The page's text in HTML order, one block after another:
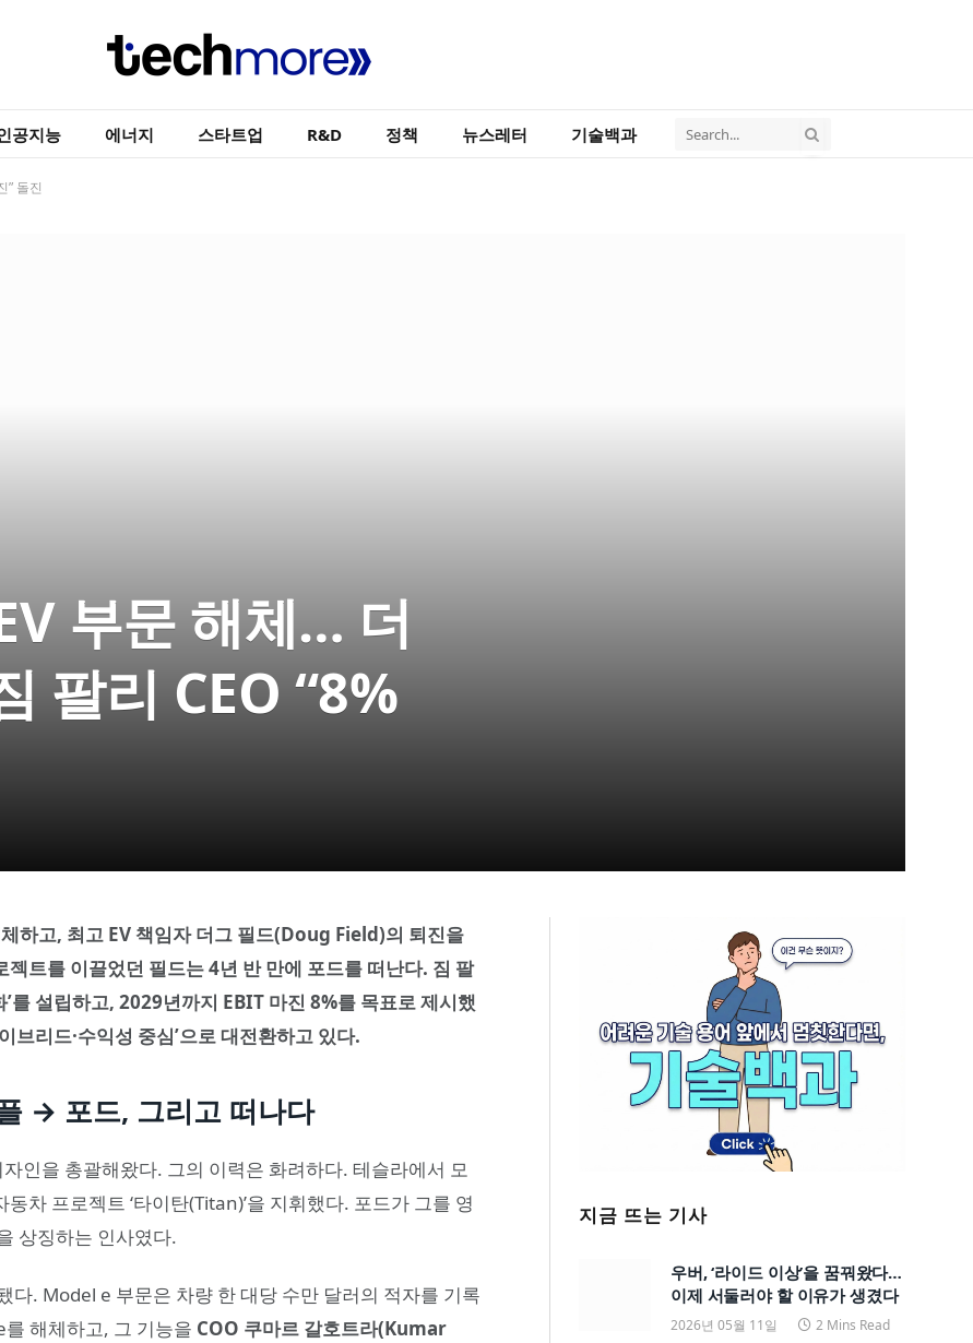
공지능 에너지 스타트업 R&D 정책 뉴스레터 기술백과
” 돌진
부문 해체… 더
팔리 CEO “8%
하고, 최고 EV 책임자 더그 필드(Doug Field)의 퇴진을
트를 이끌었던 필드는 4년 반 만에 포드를 떠난다. 짐 팔
를 설립하고, 2029년까지 EBIT 마진 8%를 목표로 제시했
브리드·수익성 중심’으로 대전환하고 있다.
→ 포드, 그리고 떠나다
인을 총괄해왔다. 그의 이력은 화려하다. 테슬라에서 모
차 프로젝트 ‘타이탄(Titan)’을 지휘했다. 포드가 그를 영
상징하는 인사였다.
다. Model e 부문은 차량 한 대당 수만 달러의 적자를 기록
해체하고, 그 기능을 COO 쿠마르 갈호트라(Kumar
지금 뜨는 기사
우버, ‘라이드 이상’을 꿈꿔왔다…
이제 서둘러야 할 이유가 생겼다
2026년 05월 11일 2 Mins Read